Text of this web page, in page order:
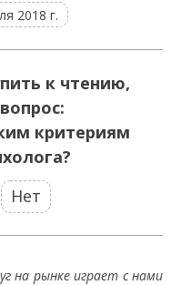
2018 г.
к чтению,
критериям
Нет
на рынке играет с нами